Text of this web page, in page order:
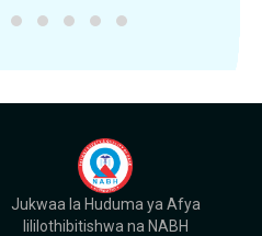
Jukwaa la Huduma ya Afya
lililothibitishwa na NABH